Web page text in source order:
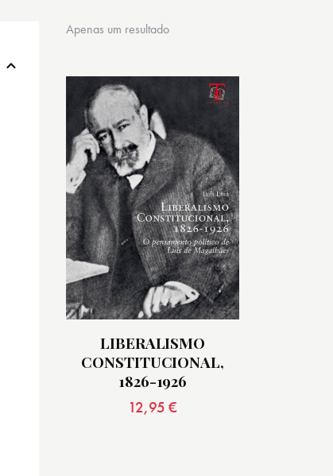
Apenas um resultado
LIBERALISMO
CONSTITUCIONAL,
1826-1926
12,95€